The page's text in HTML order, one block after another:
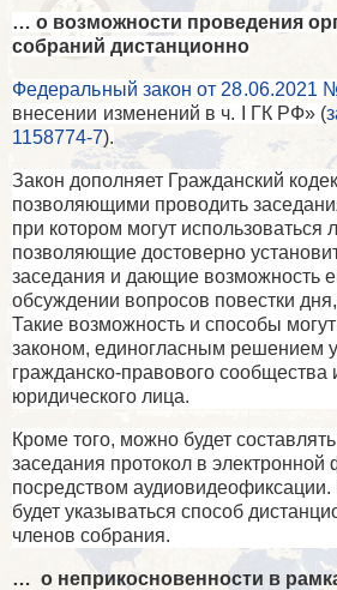
… о возможности проведения
собраний дистанционно
Федеральный закон от 28.06.2021
внесении изменений в ч.
ГК РФ» (
1158774-7).
Закон дополняет Гражданский
позволяющими проводить
при котором могут
позволяющие достоверно
заседания и дающие возможность
обсуждении вопросов повестки
Такие возможность и способы
законом, единогласным решением
гражданско-правового сообщества
юридического лица.
Кроме того, можно будет
заседания протокол в
посредством аудиовидеофиксации.
будет указываться способ
членов собрания.
… о неприкосновенности в